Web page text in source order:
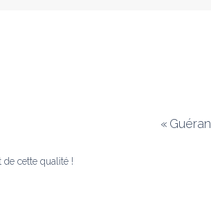
«
de cette qualité !